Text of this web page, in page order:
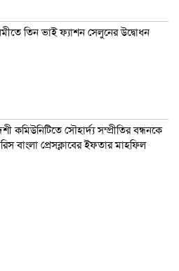
তিন ভাই ফ্যাশন সেলুনের উদ্বোধন
কমিউনিটিতে সৌহার্দ্য সম্প্রীতির বন্ধনকে
বাংলা প্রেসক্লাবের ইফতার মাহফিল